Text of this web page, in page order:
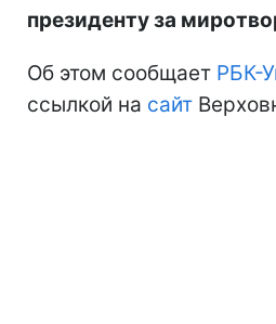
президенту за
Об этом сообщает РБК-
ссылкой на сайт